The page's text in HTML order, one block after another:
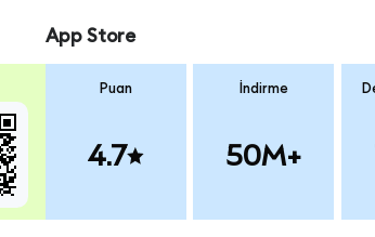
App Store
Puan
4.7
İndirme
50M+